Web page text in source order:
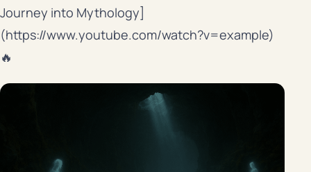
Journey into Mythology]
(https://www.youtube.com/watch?v=example)
🔥